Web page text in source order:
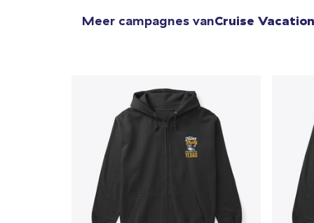
Meer campagnes vanCruise